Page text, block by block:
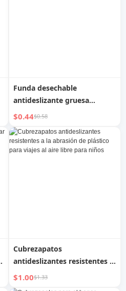
Funda desechable
antideslizante gruesa
resistente al desgaste para
niños para visitantes
$0.44$0.58
Cubrezapatos
antideslizantes resistentes a
la abrasión de plástico para
viajes al aire libre para niños
$1.00$1.33